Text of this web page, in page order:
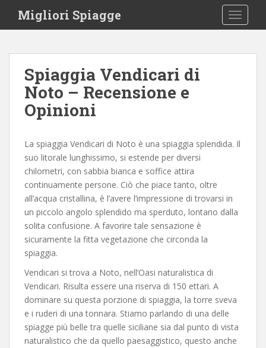
i
Migliori Spiagge
Spiaggia Vendicari di
Noto – Recensione e
Opinioni
La spiaggia Vendicari di Noto è una spiaggia splendida. Il
suo litorale lunghissimo, si estende per diversi
chilometri, con sabbia bianca e soffice attira
continuamente persone. Ciò che piace tanto, oltre
all’acqua cristallina, è l’avere l’impressione di trovarsi in
un piccolo angolo splendido ma sperduto, lontano dalla
solita confusione. A favorire tale sensazione è
sicuramente la fitta vegetazione che circonda la
spiaggia.
Vendicari si trova a Noto, nell’Oasi naturalistica di
Vendicari. Risulta essere una riserva di 150 ettari. A
dominare su questa porzione di spiaggia, la torre sveva
e i ruderi di una tonnara. Stiamo parlando di una delle
spiagge più belle tra quelle siciliane sia dal punto di vista
naturalistico che da quello paesaggistico, questo anche